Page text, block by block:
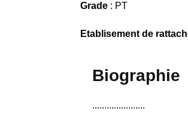
Grade : PT
Etablisement de
Biographie
......................